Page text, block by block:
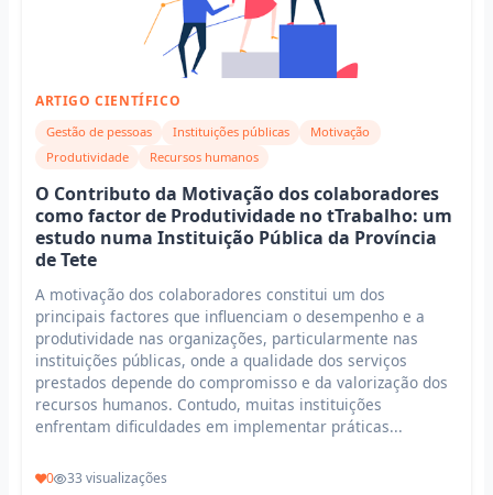
ARTIGO CIENTÍFICO
Gestão de pessoas Instituições públicas
Motivação
Produtividade
Recursos humanos
O Contributo da Motivação dos colaboradores
como factor de Produtividade no tTrabalho: um
estudo numa Instituição Pública da Província
de Tete
A motivação dos colaboradores constitui um dos
principais factores que influenciam o desempenho e a
produtividade nas organizações, particularmente nas
instituições públicas, onde a qualidade dos serviços
prestados depende do compromisso e da valorização dos
recursos humanos. Contudo, muitas instituições
enfrentam dificuldades em implementar práticas...
0 33 visualizações